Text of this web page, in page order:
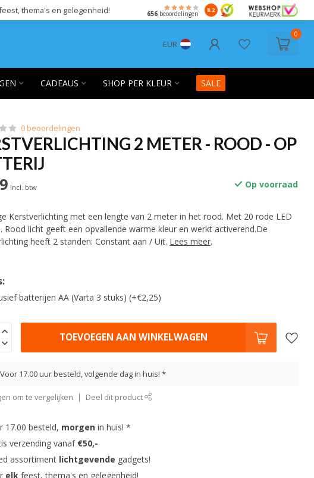
thema's en gelegenheid! 656beoordelingen 8.2
EUR
0
CADEAUS SHOP PER KLEUR SALE
0 beoordelingen
2 METER - ROOD - OP
Incl. btw Op voorraad
Kerstverlichting met een lengte van 2 meter in het rood. Met 20 rode LED
Rood licht geeft een opvallende warme kleur en werkt activerend.De
heeft 2 standen: Constant aan / Uit. Lees meer.
batterijen AA (Varta 3 stuks) (+€2,25)
TOEVOEGEN AAN WINKELWAGEN
Voor 17.00 uur besteld, volgende dag in huis! *
om te vergelijken Deel dit product
17.00 besteld, morgen in huis! *
verzending vanaf €50,-
assortiment lichtgevende gadgets!
elk feest, thema's en gelegenheid!